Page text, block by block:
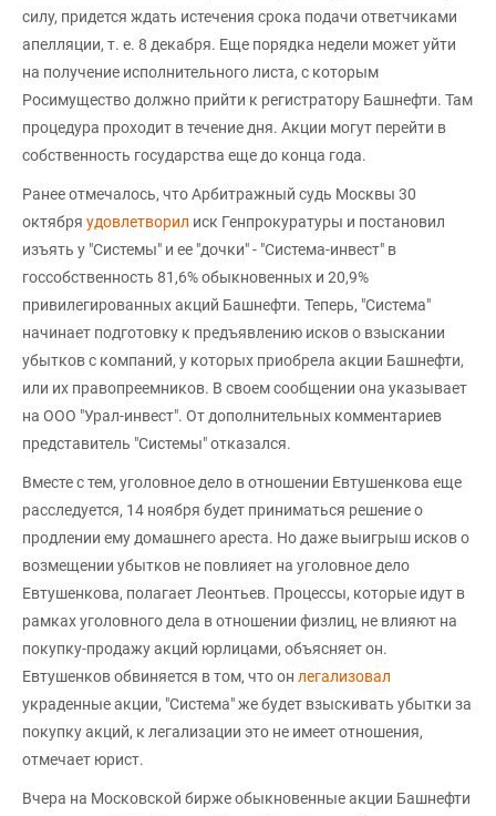
силу, придется ждать истечения срока подачи ответчиками
апелляции, т. е. 8 декабря. Еще порядка недели может уйти
на получение исполнительного листа, с которым
Росимущество должно прийти к регистратору Башнефти. Там
процедура проходит в течение дня. Акции могут перейти в
собственность государства еще до конца года.
Ранее отмечалось, что Арбитражный судь Москвы 30
октября удовлетворил иск Генпрокуратуры и постановил
изъять у "Системы" и ее "дочки" - "Система-инвест" в
госсобственность 81,6% обыкновенных и 20,9%
привилегированных акций Башнефти. Теперь, "Система"
начинает подготовку к предъявлению исков о взыскании
убытков с компаний, у которых приобрела акции Башнефти,
или их правопреемников. В своем сообщении она указывает
на ООО "Урал-инвест". От дополнительных комментариев
представитель "Системы" отказался.
Вместе с тем, уголовное дело в отношении Евтушенкова еще
расследуется, 14 ноября будет приниматься решение о
продлении ему домашнего ареста. Но даже выигрыш исков о
возмещении убытков не повлияет на уголовное дело
Евтушенкова, полагает Леонтьев. Процессы, которые идут в
рамках уголовного дела в отношении физлиц, не влияют на
покупку-продажу акций юрлицами, объясняет он.
Евтушенков обвиняется в том, что он легализовал
украденные акции, "Система" же будет взыскивать убытки за
покупку акций, к легализации это не имеет отношения,
отмечает юрист.
Вчера на Московской бирже обыкновенные акции Башнефти